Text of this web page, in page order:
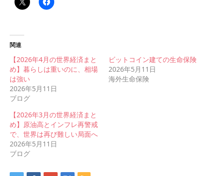
関連
【2026年4月の世界経済まと
め】暮らしは重いのに、相場
は強い
2026年5月11日
ブログ
ビットコイン建ての生命保険
2026年5月11日
海外生命保険
【2026年3月の世界経済まと
め】原油高とインフレ再警戒
で、世界は再び難しい局面へ
2026年5月11日
ブログ